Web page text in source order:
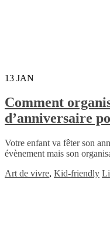
13 JAN
Comment
d’anniversaire
Votre enfant va fêter son
évènement mais son
Art de vivre, Kid-friendly